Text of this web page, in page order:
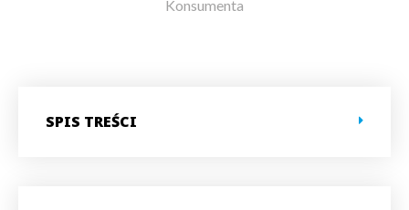
Konsumenta
SPIS TREŚCI